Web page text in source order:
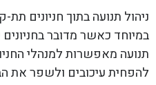
ניהול תנועה בתוך חניונים
במיוחד כאשר מדובר בחניונים
תנועה מאפשרות למנהלי
להפחית עיכובים ולשפר את